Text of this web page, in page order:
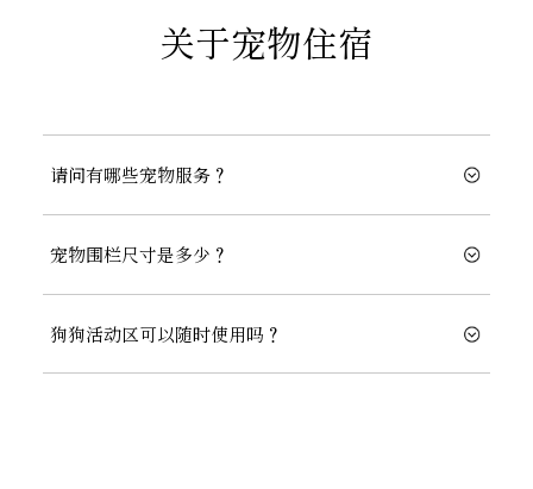
关于宠物住宿
请问有哪些宠物服务？
宠物围栏尺寸是多少？
狗狗活动区可以随时使用吗？